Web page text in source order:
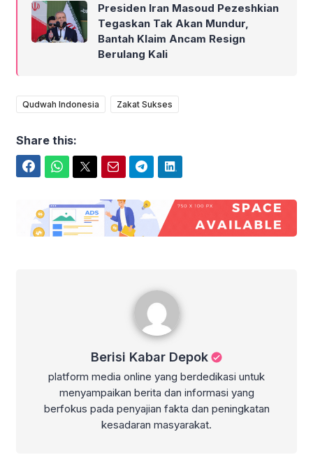
Presiden Iran Masoud Pezeshkian
Tegaskan Tak Akan Mundur,
Bantah Klaim Ancam Resign
Berulang Kali
Qudwah Indonesia Zakat Sukses
Share this:
Berisi Kabar Depok
platform media online yang berdedikasi untuk
menyampaikan berita dan informasi yang
berfokus pada penyajian fakta dan peningkatan
kesadaran masyarakat.